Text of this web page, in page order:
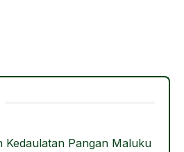
Kedaulatan Pangan Maluku